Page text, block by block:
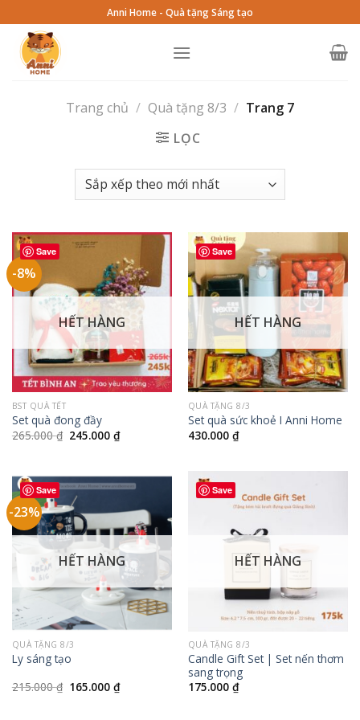
to
content
Anni Home - Quà tặng Sáng tạo
Trang chủ / Quà tặng 8/3 / Trang 7
LỌC
Save
-8%
HẾT HÀNG
BST QUÀ TẾT
Set quà đong đầy
265.000₫ Giá
gốc
245.000 ₫Giá
hiện
245.000 ₫.
Save
HẾT HÀNG
QUÀ TẶNG 8/3
Set quà sức khoẻ I Anni Home
430.000 ₫
Save
-23%
HẾT HÀNG
QUÀ TẶNG 8/3
Ly sáng tạo
215.000₫ Giá
165.000 ₫Giá
hiện
Save
HẾT HÀNG
QUÀ TẶNG 8/3
Candle Gift Set | Set nến thơm
sang trọng
175.000 ₫